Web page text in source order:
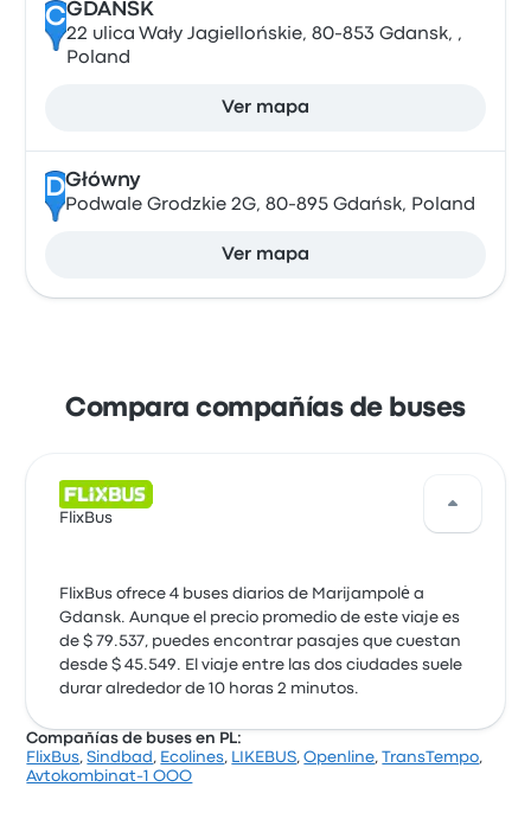
CGDANSK
22 ulica Wały Jagiellońskie, 80-853 Gdansk, ,
Poland
Ver mapa
DGłówny
Podwale Grodzkie 2G, 80-895 Gdańsk, Poland
Ver mapa
Compara compañías de buses
FlixBus
FlixBus ofrece 4 buses diarios de Marijampolė a
Gdansk. Aunque el precio promedio de este viaje es
de $ 79.537, puedes encontrar pasajes que cuestan
desde $ 45.549. El viaje entre las dos ciudades suele
durar alrededor de 10 horas 2 minutos.
Compañías de buses en PL:
FlixBus,Sindbad , Ecolines, LIKEBUS,Openline,TransTempo,
Avtokombinat-1 OOO